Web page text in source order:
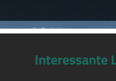
Interessante